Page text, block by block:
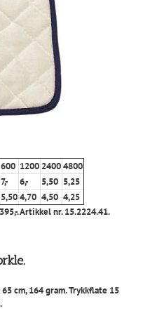
600 1200 24004800
7,- 6,- 5,50 5,25
5,504,70 4,50 4,25
. Artikkel nr. 15.2224.41.
cm, 164 gram. Trykkflate 15